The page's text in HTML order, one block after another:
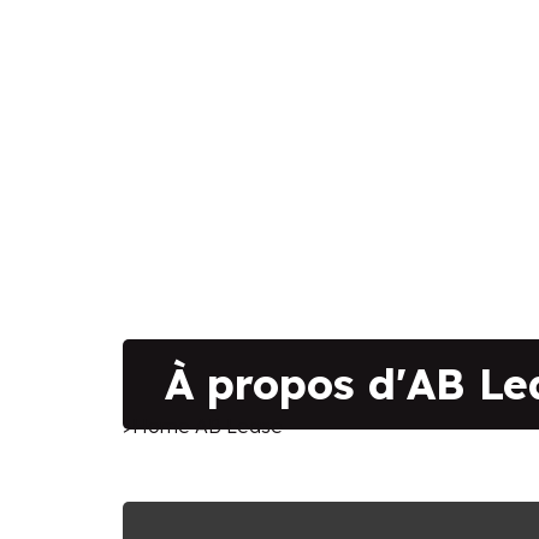
À propos d'AB
>HomeAB Lease